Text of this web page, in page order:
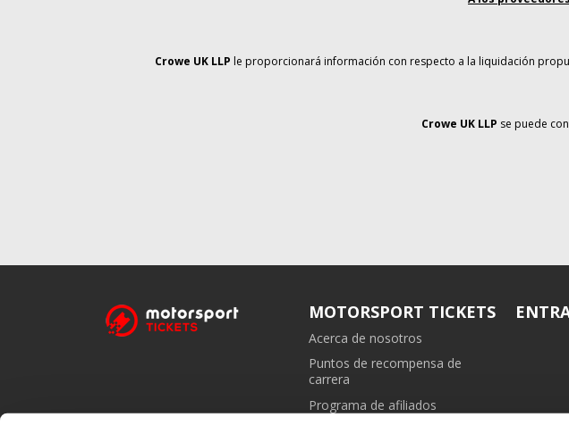
Crowe UK LLP le proporcionará información con respecto a la liquidación
Crowe UK LLP se puede
MOTORSPORT TICKETS
Acerca de nosotros
Puntos de recompensa de
carrera
Programa de afiliados